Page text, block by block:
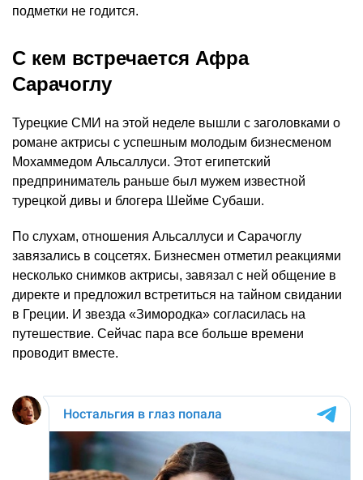
подметки не годится.
С кем встречается Афра
Сарачоглу
Турецкие СМИ на этой неделе вышли с заголовками о
романе актрисы с успешным молодым бизнесменом
Мохаммедом Альсаллуси. Этот египетский
предприниматель раньше был мужем известной
турецкой дивы и блогера Шейме Субаши.
По слухам, отношения Альсаллуси и Сарачоглу
завязались в соцсетях. Бизнесмен отметил реакциями
несколько снимков актрисы, завязал с ней общение в
директе и предложил встретиться на тайном свидании
в Греции. И звезда «Зимородка» согласилась на
путешествие. Сейчас пара все больше времени
проводит вместе.